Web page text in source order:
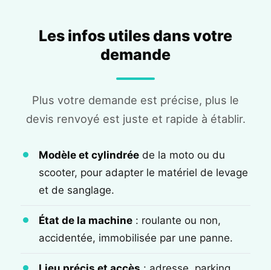
Les infos utiles dans votre
demande
Plus votre demande est précise, plus le
devis renvoyé est juste et rapide à établir.
Modèle et cylindrée de la moto ou du
scooter, pour adapter le matériel de levage
et de sanglage.
État de la machine : roulante ou non,
accidentée, immobilisée par une panne.